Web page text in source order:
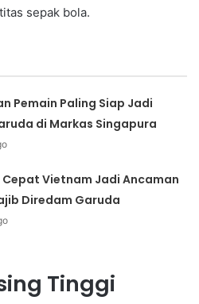
sepak bola.
Pemain Paling Siap Jadi
di Markas Singapura
Cepat Vietnam Jadi Ancaman
Diredam Garuda
Tinggi